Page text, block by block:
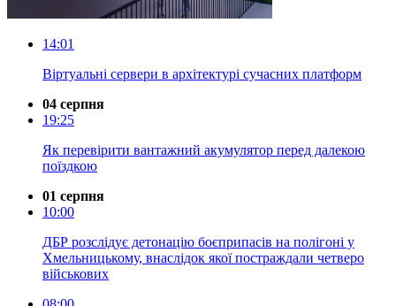
14:01
Віртуальні сервери в архітектурі сучасних платформ
04 серпня
19:25
Як перевірити вантажний акумулятор перед далекою
поїздкою
01 серпня
10:00
ДБР розслідує детонацію боєприпасів на полігоні у
Хмельницькому, внаслідок якої постраждали четверо
військових